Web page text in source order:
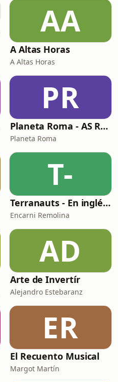
AA
A Altas Horas
A Altas Horas
PR
Planeta Roma - AS Roma Podcast en Español
Planeta Roma
T-
Terranauts - En inglés y en español. Science and nature in 5 minutes
Encarni Remolina
AD
Arte de Invertír
Alejandro Estebaranz
ER
El Recuento Musical
Margot Martín